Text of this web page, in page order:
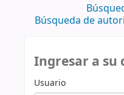
Búsqueda de
Ingresar a su
Usuario